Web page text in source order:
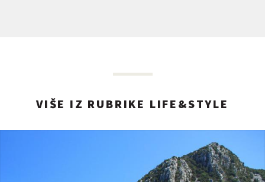
VIŠE IZ RUBRIKE LIFE&STYLE